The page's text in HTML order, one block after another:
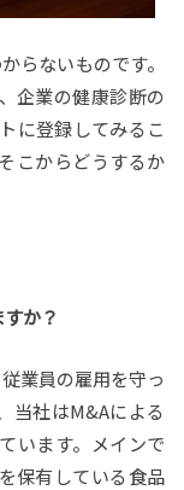
らないものです。
企業の健康診断の
に登録してみるこ
こからどうするか
か？
業員の雇用を守っ
当社はM&Aによる
います。メインで
保有している食品